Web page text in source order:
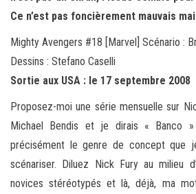
Ce n’est pas foncièrement mauvais
Mighty Avengers #18 [Marvel] Scénario :
Dessins : Stefano Caselli
Sortie aux USA : le 17 septembre 2008
Proposez-moi une série mensuelle sur
Michael Bendis et je dirais « Banco »
précisément le genre de concept que
scénariser. Diluez Nick Fury au milieu
novices stéréotypés et là, déjà, ma